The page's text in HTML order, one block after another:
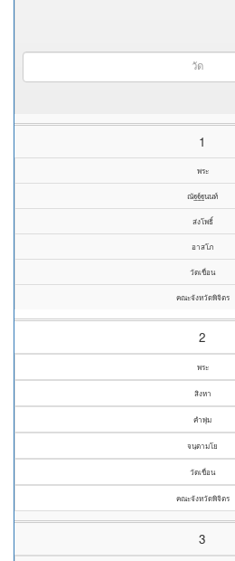
วัด
1
พระ
ณัฐฐ์ฐนนท์
ส่งโพธิ์
อาสโภ
วัดเขื่อน
คณะจังหวัดพิจิตร
2
พระ
สิงหา
คำพุ่ม
จนฺตามโย
วัดเขื่อน
คณะจังหวัดพิจิตร
3